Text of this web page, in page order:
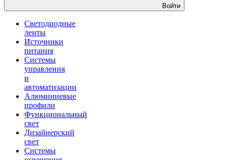
Войти
Светодиодные
ленты
Источники
питания
Системы
управления
и
автоматизации
Алюминиевые
профили
Функциональный
свет
Дизайнерский
свет
Системы